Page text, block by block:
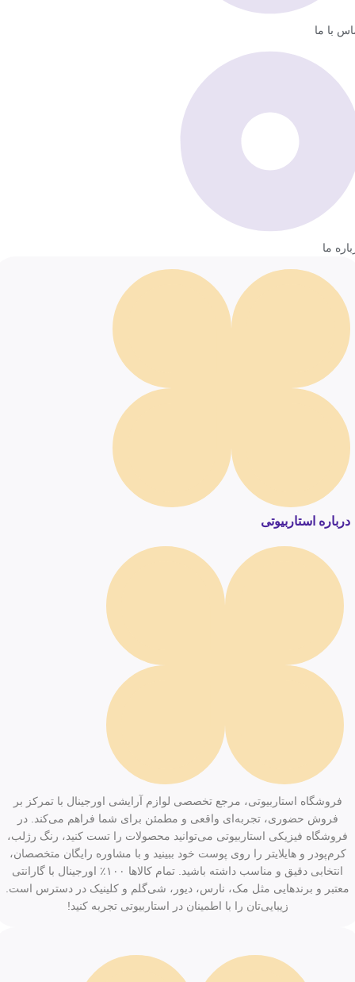
با ما
ما
درباره استاربیوتی
فروشگاه استاربیوتی، مرجع تخصصی لوازم آرایشی اورجینال با تمرکز بر
فروش حضوری، تجربه‌ای واقعی و مطمئن برای شما فراهم می‌کند. در
فروشگاه فیزیکی استاربیوتی می‌توانید محصولات را تست کنید، رنگ رژلب،
کرم‌پودر و هایلایتر را روی پوست خود ببینید و با مشاوره رایگان متخصصان،
انتخابی دقیق و مناسب داشته باشید. تمام کالاها ۱۰۰٪ اورجینال با گارانتی
معتبر و برندهایی مثل مک، نارس، دیور، شی‌گلم و کلینیک در دسترس است.
زیبایی‌تان را با اطمینان در استاربیوتی تجربه کنید!